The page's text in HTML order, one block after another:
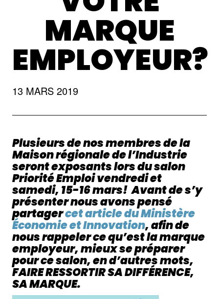
MARQUE
EMPLOYEUR?
13 MARS 2019
Plusieurs de nos membres de la
Maison régionale de l’Industrie
seront exposants lors du salon
Priorité Emploi vendredi et
samedi, 15-16 mars! Avant de s’y
présenter nous avons pensé
partagercet article du Ministère
Économie et Innovation, afin de
nous rappeler ce qu’est la marque
employeur, mieux se préparer
pour ce salon, en d’autres mots,
FAIRE RESSORTIR SA DIFFÉRENCE,
SA MARQUE.